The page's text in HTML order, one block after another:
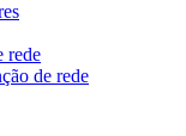
rede
de rede